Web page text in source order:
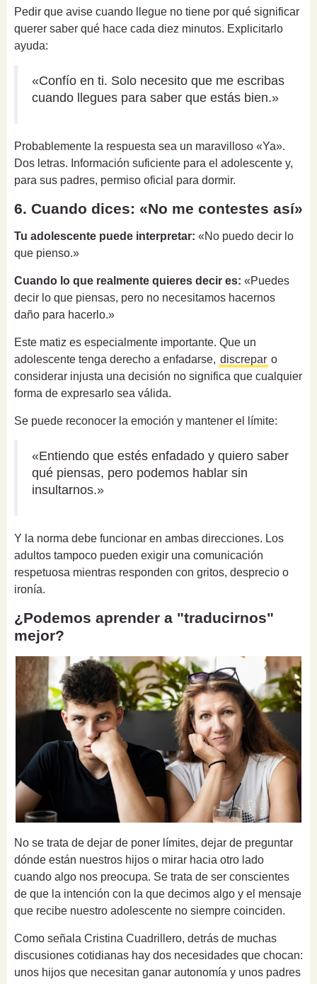
Pedir que avise cuando llegue no tiene por qué significar
querer saber qué hace cada diez minutos. Explicitarlo
ayuda:
«Confío en ti. Solo necesito que me escribas
cuando llegues para saber que estás bien.»
Probablemente la respuesta sea un maravilloso «Ya».
Dos letras. Información suficiente para el adolescente y,
para sus padres, permiso oficial para dormir.
6. Cuando dices: «No me contestes así»
Tu adolescente puede interpretar: «No puedo decir lo
que pienso.»
Cuando lo que realmente quieres decir es: «Puedes
decir lo que piensas, pero no necesitamos hacernos
daño para hacerlo.»
Este matiz es especialmente importante. Que un
adolescente tenga derecho a enfadarse, discrepar o
considerar injusta una decisión no significa que cualquier
forma de expresarlo sea válida.
Se puede reconocer la emoción y mantener el límite:
«Entiendo que estés enfadado y quiero saber
qué piensas, pero podemos hablar sin
insultarnos.»
Y la norma debe funcionar en ambas direcciones. Los
adultos tampoco pueden exigir una comunicación
respetuosa mientras responden con gritos, desprecio o
ironía.
¿Podemos aprender a "traducirnos"
mejor?
No se trata de dejar de poner límites, dejar de preguntar
dónde están nuestros hijos o mirar hacia otro lado
cuando algo nos preocupa. Se trata de ser conscientes
de que la intención con la que decimos algo y el mensaje
que recibe nuestro adolescente no siempre coinciden.
Como señala Cristina Cuadrillero, detrás de muchas
discusiones cotidianas hay dos necesidades que chocan:
unos hijos que necesitan ganar autonomía y unos padres